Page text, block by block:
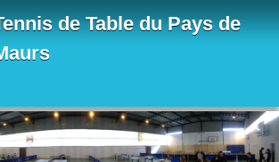
de Table du Pays de
des cookies